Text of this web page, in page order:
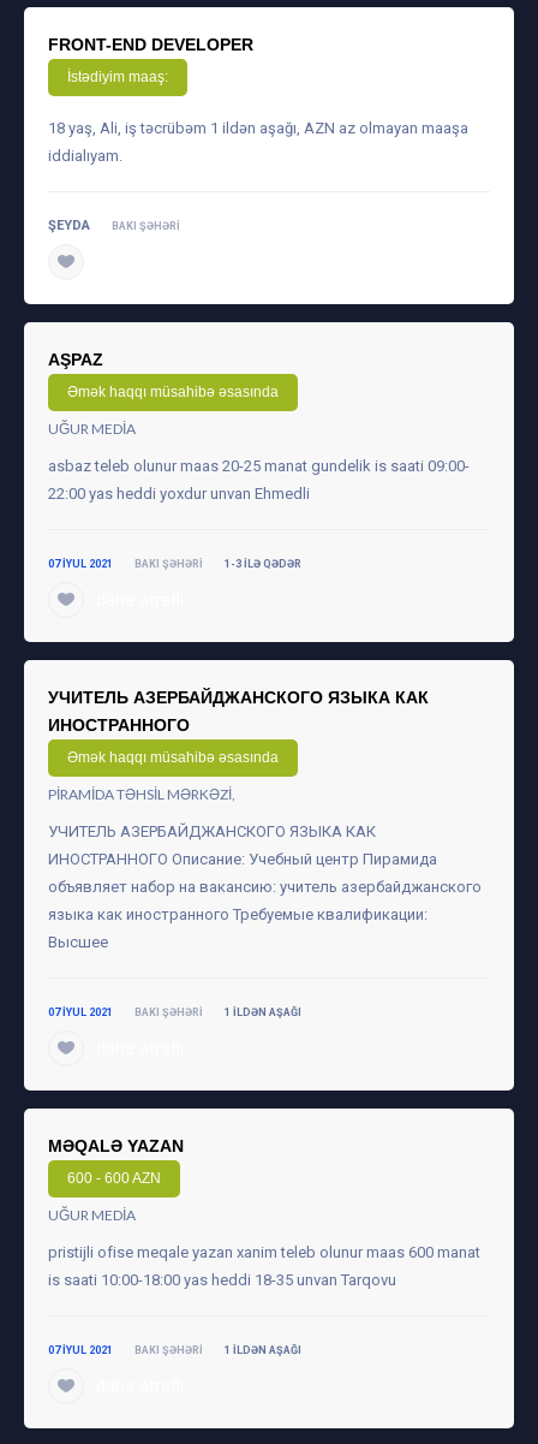
FRONT-END DEVELOPER
İstədiyim maaş:
18 yaş, Ali, iş təcrübəm 1 ildən aşağı, AZN az olmayan maaşa
iddialıyam.
ŞEYDA BAKI ŞƏHƏRI
AŞPAZ
Əmək haqqı müsahibə əsasında
UĞUR MEDIA
asbaz teleb olunur maas 20-25 manat gundelik is saati 09:00-
22:00 yas heddi yoxdur unvan Ehmedli
07 IYUL 2021 BAKI ŞƏHƏRI 1-3 ILƏ QƏDƏR
УЧИТЕЛЬ АЗЕРБАЙДЖАНСКОГО ЯЗЫКА КАК
ИНОСТРАННОГО
Əmək haqqı müsahibə əsasında
PIRAMIDA TƏHSIL MƏRKƏZI,
УЧИТЕЛЬ АЗЕРБАЙДЖАНСКОГО ЯЗЫКА КАК
ИНОСТРАННОГО Описание: Учебный центр Пирамида
объявляет набор на вакансию: учитель азербайджанского
языка как иностранного Требуемые квалификации:
Высшее
07 IYUL 2021 BAKI ŞƏHƏRI 1 ILDƏN AŞAĞI
MƏQALƏ YAZAN
600 - 600 AZN
UĞUR MEDIA
pristijli ofise meqale yazan xanim teleb olunur maas 600 manat
is saati 10:00-18:00 yas heddi 18-35 unvan Tarqovu
07 IYUL 2021 BAKI ŞƏHƏRI 1 ILDƏN AŞAĞI